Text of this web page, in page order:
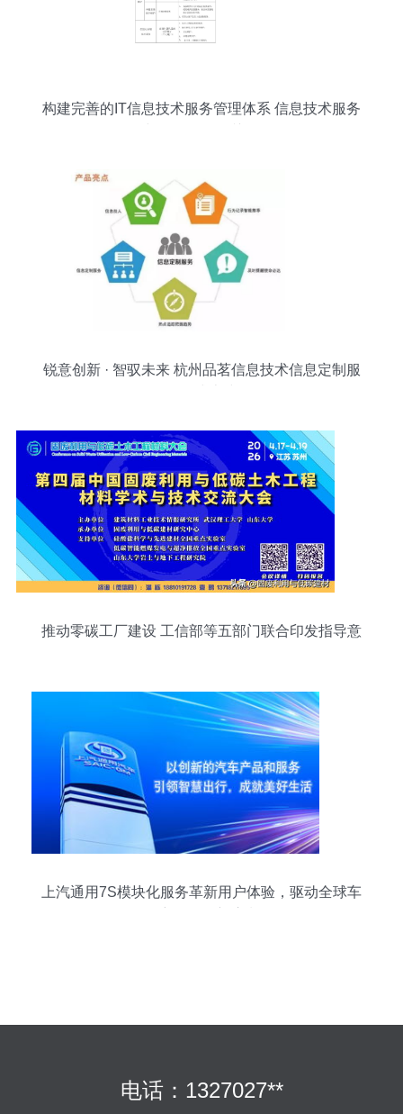
构建完善的IT信息技术服务管理体系 信息技术服务
锐意创新 · 智驭未来 杭州品茗信息技术信息定制服
推动零碳工厂建设 工信部等五部门联合印发指导意
上汽通用7S模块化服务革新用户体验，驱动全球车
电话：1327027**